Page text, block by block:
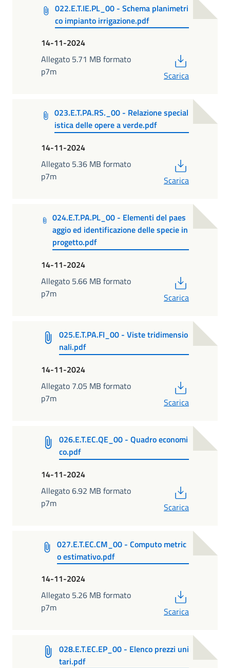
022.E.T.IE.PL_00 - Schema planimetri
co impianto irrigazione.pdf
14-11-2024
Allegato 5.71 MB formato
p7m
Scarica
023.E.T.PA.RS._00 - Relazione special
istica delle opere a verde.pdf
14-11-2024
Allegato 5.36 MB formato
p7m
Scarica
024.E.T.PA.PL_00 - Elementi del paes
aggio ed identificazione delle specie in
progetto.pdf
14-11-2024
Allegato 5.66 MB formato
p7m
Scarica
025.E.T.PA.FI_00 - Viste tridimensio
nali.pdf
14-11-2024
Allegato 7.05 MB formato
p7m
Scarica
026.E.T.EC.QE_00 - Quadro economi
co.pdf
14-11-2024
Allegato 6.92 MB formato
p7m
Scarica
027.E.T.EC.CM_00 - Computo metric
o estimativo.pdf
14-11-2024
Allegato 5.26 MB formato
p7m
Scarica
028.E.T.EC.EP_00 - Elenco prezzi uni
tari.pdf